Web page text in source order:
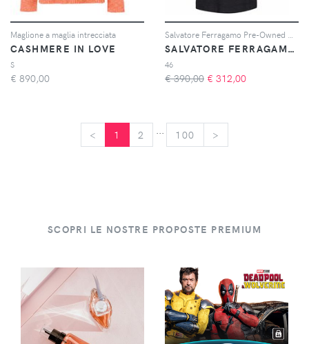
Maglione a maglia intrecciata
CASHMERE IN LOVE
S
€ 890,00
SALVATORE FERRAGAMO PRE-OWNED
46
€ 390,00 € 312,00
< 1 2 100 >
SCOPRI LE NOSTRE PROPOSTE PREMIUM